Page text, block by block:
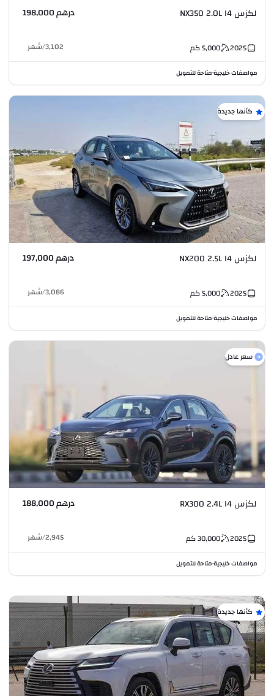
لكزس NX350 2.0L I4 درهم 198,000
2025
5,000كم 3,102
/شهر
مواصفات خليجية•متاحة للتمويل
كأنها جديدة
لكزس NX200 2.5L I4 درهم 197,000
2025
5,000كم 3,086
/شهر
مواصفات خليجية•متاحة للتمويل
سعر عادل
لكزس RX300 2.4L I4 درهم 188,000
2025
30,000كم 2,945
/شهر
مواصفات خليجية•متاحة للتمويل
كأنها جديدة